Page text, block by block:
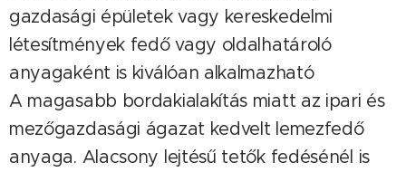
gazdasági épületek vagy kereskedelmi
létesítmények fedő vagy oldalhatároló
anyagaként is kiválóan alkalmazható
A magasabb bordakialakítás miatt az ipari és
mezőgazdasági ágazat kedvelt lemezfedő
anyaga. Alacsony lejtésű tetők fedésénél is